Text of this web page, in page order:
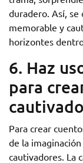
duradero. Así, se
memorable y
horizontes
6. Haz
para
Para crear
de la
cautivadores. La